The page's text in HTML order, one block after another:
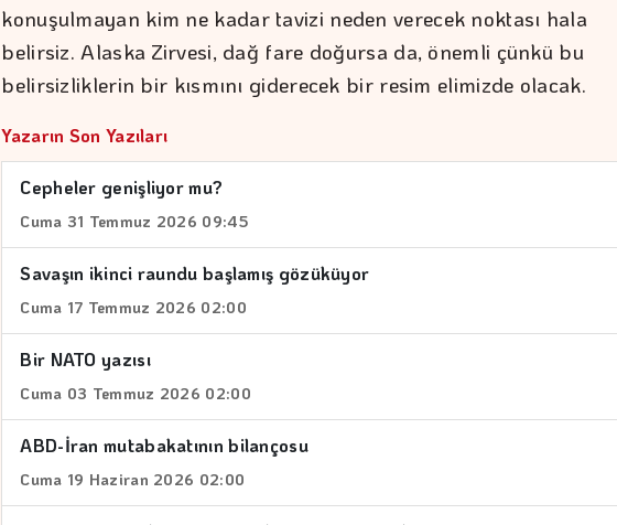
konuşulmayan kim ne kadar tavizi neden verecek noktası hala
belirsiz. Alaska Zirvesi, dağ fare doğursa da, önemli çünkü bu
belirsizliklerin bir kısmını giderecek bir resim elimizde olacak.
Yazarın Son Yazıları
Cepheler genişliyor mu?
Cuma 31 Temmuz 2026 09:45
Savaşın ikinci raundu başlamış gözüküyor
Cuma 17 Temmuz 2026 02:00
Bir NATO yazısı
Cuma 03 Temmuz 2026 02:00
ABD-İran mutabakatının bilançosu
Cuma 19 Haziran 2026 02:00